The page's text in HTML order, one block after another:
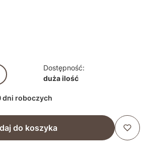
Dostępność:
duża ilość
dni roboczych
do koszyka